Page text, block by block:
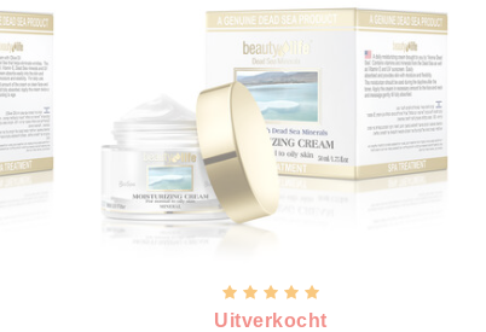
Uitverkocht